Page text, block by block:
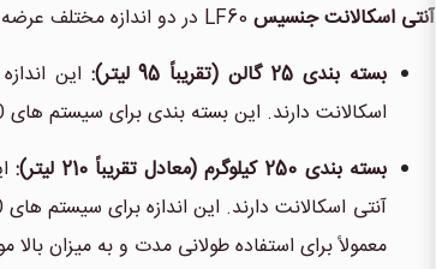
آنتی اسکالانت جنسیس
بسته بندی 25 گالن (تقریباً 95 لیتر):
این
اسکالانت دارند. این بسته بندی برای سیستم های RO با ظرفیت پایین تر یا فواصل زمانی کمتر از تعویض و نگهداری مناسب است.
بسته بندی 250 کیلوگرم (معادل تقریباً 210 لیتر):
معمولاً برای استفاده طولانی مدت و به میزان بالا